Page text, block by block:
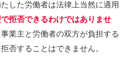
した労働者は法律上当然に適用
拒否できるわけではありませ
業主と労働者の双方が負担する
否することはできません。